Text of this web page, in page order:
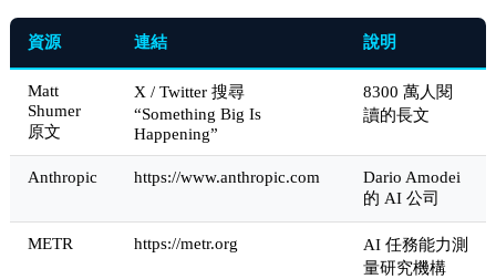
資源 連結 說明
Matt
Shumer
原文
X / Twitter 搜尋
“Something Big Is
Happening”
8300 萬人閱
讀的長文
Anthropic https://www.anthropic.com
Dario Amodei
的 AI 公司
METR https://metr.org
AI 任務能力測
量研究機構